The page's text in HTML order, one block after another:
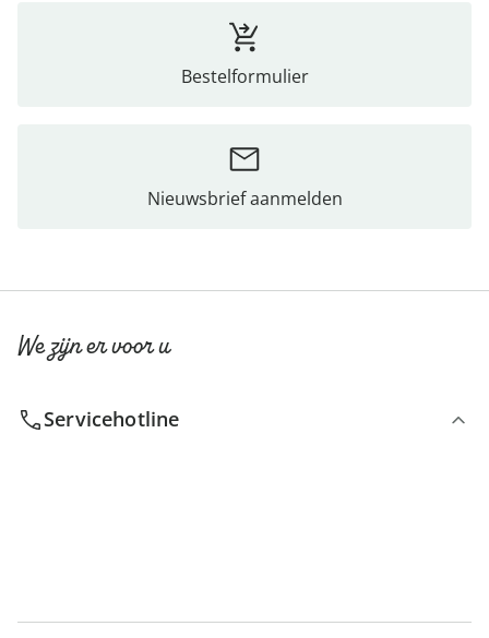
Bestelformulier
Nieuwsbrief aanmelden
We zijn er voor u
Servicehotline